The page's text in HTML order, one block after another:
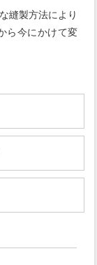
縫製方法により
ら今にかけて変